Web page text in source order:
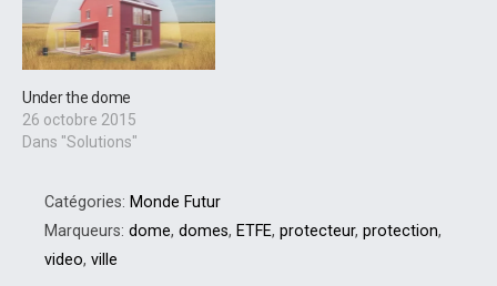
Under the dome
26 octobre 2015
Dans "Solutions"
Catégories: Monde Futur
Marqueurs: dome, domes, ETFE, protecteur, protection,
video, ville